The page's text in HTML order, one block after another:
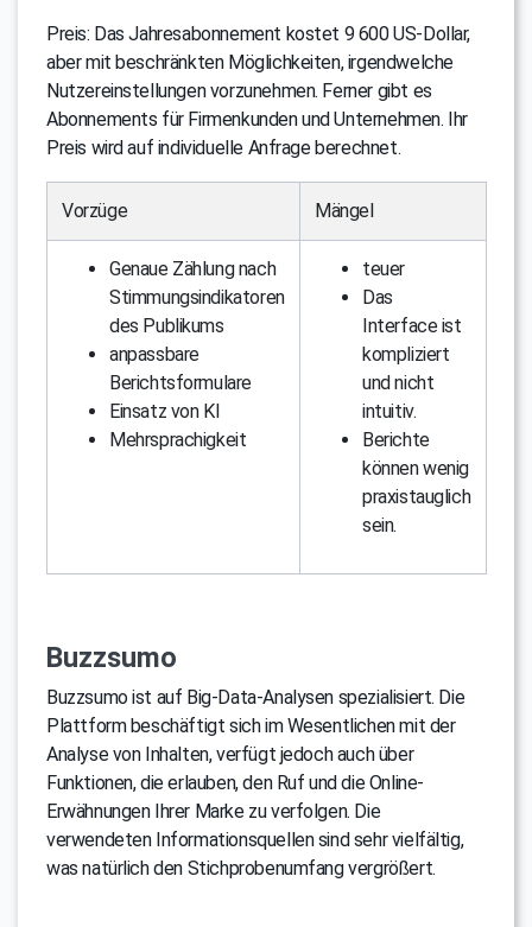
Preis: Das Jahresabonnement kostet 9 600 US-Dollar,
aber mit beschränkten Möglichkeiten, irgendwelche
Nutzereinstellungen vorzunehmen. Ferner gibt es
Abonnements für Firmenkunden und Unternehmen. Ihr
Preis wird auf individuelle Anfrage berechnet.
Vorzüge Mängel
Genaue Zählung nach
Stimmungsindikatoren
des Publikums
anpassbare
Berichtsformulare
Einsatz von KI
Mehrsprachigkeit
teuer
Das
Interface ist
kompliziert
und nicht
intuitiv.
Berichte
können wenig
praxistauglich
sein.
Buzzsumo
Buzzsumo ist auf Big-Data-Analysen spezialisiert. Die
Plattform beschäftigt sich im Wesentlichen mit der
Analyse von Inhalten, verfügt jedoch auch über
Funktionen, die erlauben, den Ruf und die Online-
Erwähnungen Ihrer Marke zu verfolgen. Die
verwendeten Informationsquellen sind sehr vielfältig,
was natürlich den Stichprobenumfang vergrößert.